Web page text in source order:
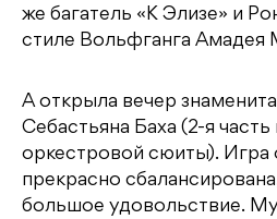
же багатель «К Элизе» и
стиле Вольфганга Амадея
А открыла вечер
Себастьяна Баха (2-я часть
оркестровой сюиты). Игра
прекрасно
большое удовольствие.